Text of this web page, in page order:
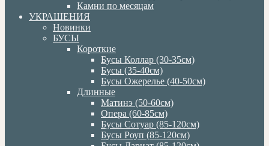
Камни по месяцам
УКРАШЕНИЯ
Новинки
БУСЫ
Короткие
Бусы Коллар (30-35см)
Бусы (35-40см)
Бусы Ожерелье (40-50см)
Длинные
Матинэ (50-60см)
Опера (60-85см)
Бусы Сотуар (85-120см)
Бусы Роуп (85-120см)